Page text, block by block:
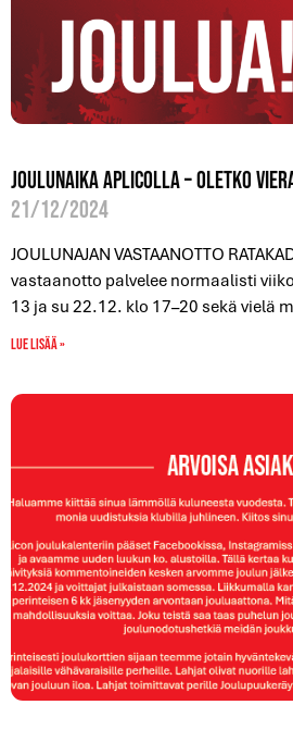
Joulunaika Aplicolla – oletko
21/12/2024
JOULUNAJAN VASTAANOTTO
vastaanotto palvelee normaalisti
13 ja su 22.12. klo 17–20 sekä vielä
Lue lisää »